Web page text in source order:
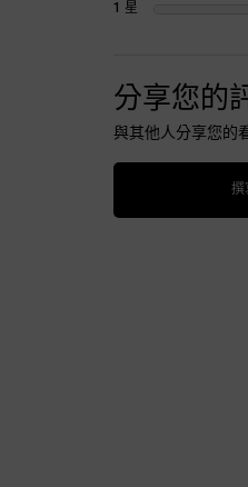
1 星
分享您的
與其他人分享您的
撰